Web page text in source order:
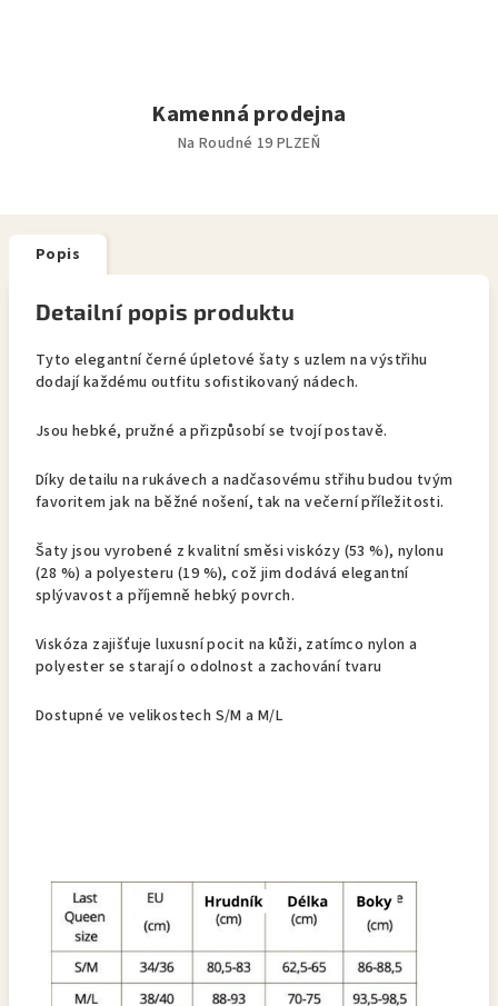
Kamenná prodejna
Na Roudné 19 PLZEŇ
Popis
Detailní popis produktu
Tyto elegantní černé úpletové šaty s uzlem na výstřihu
dodají každému outfitu sofistikovaný nádech.
Jsou hebké, pružné a přizpůsobí se tvojí postavě.
Díky detailu na rukávech a nadčasovému střihu budou tvým
favoritem jak na běžné nošení, tak na večerní příležitosti.
Šaty jsou vyrobené z kvalitní směsi viskózy (53 %), nylonu
(28 %) a polyesteru (19 %), což jim dodává elegantní
splývavost a příjemně hebký povrch.
Viskóza zajišťuje luxusní pocit na kůži, zatímco nylon a
polyester se starají o odolnost a zachování tvaru
Dostupné ve velikostech S/M a M/L